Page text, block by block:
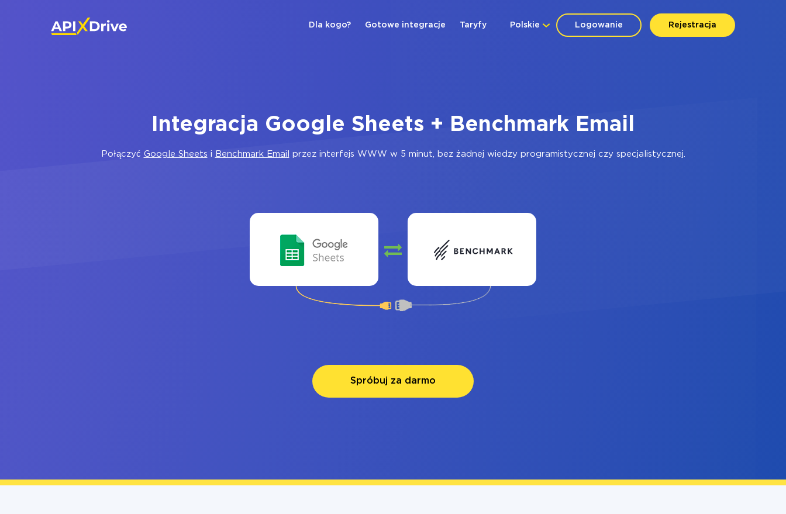
Logowanie Rejestracja
Polskie
Dla kogo? Gotowe integracje Taryfy
Integracja Google Sheets + Benchmark Email
Połączyć Google Sheets i Benchmark Email przez interfejs WWW w 5 minut, bez żadnej wiedzy programistycznej czy specjalistycznej.
Spróbuj za darmo